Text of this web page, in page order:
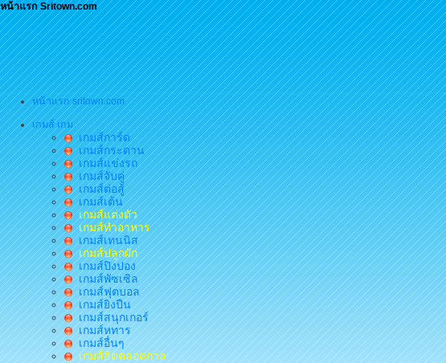
หน้าแรก Sritown.com
หน้าแรก sritown.com
เกมส์ เกม
เกมส์การ์ด
เกมส์กระดาน
เกมส์แข่งรถ
เกมส์จับคู่
เกมส์ต่อสู้
เกมส์เต้น
เกมส์แต่งตัว
เกมส์ทำอาหาร
เกมส์เทนนิส
เกมส์ปลูกผัก
เกมส์ปิงปอง
เกมส์พัซเซิล
เกมส์ฟุตบอล
เกมส์ยิงปืน
เกมส์สนุกเกอร์
เกมส์หทาร
เกมส์อื่นๆ
เกมส์ฮิตตลอดกาล